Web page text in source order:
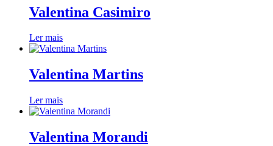
Valentina Casimiro
Ler mais
Valentina Martins
Ler mais
Valentina Morandi